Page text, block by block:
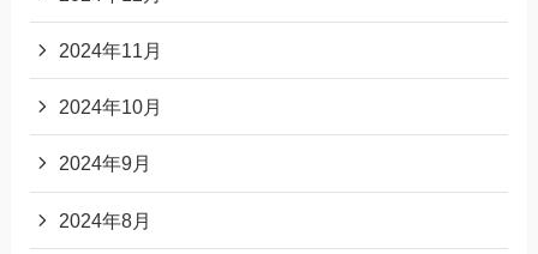
2024年11月
2024年10月
2024年9月
2024年8月